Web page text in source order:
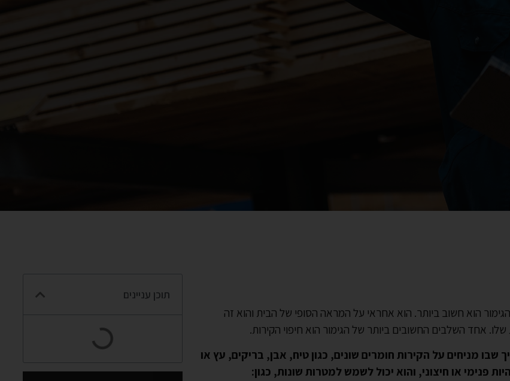
הוא חשוב ביותר. הוא אחראי על המראה הסופי של הבית והוא זה
שלו. אחד השלבים החשובים ביותר של הגימור הוא חיפוי הקירות.
שבו מניחים על הקירות חומרים שונים, כגון טיח, אבן, בריקים, עץ או
פנימי או חיצוני, והוא יכול לשמש למטרות שונות, כגון:
תוכן עניינים